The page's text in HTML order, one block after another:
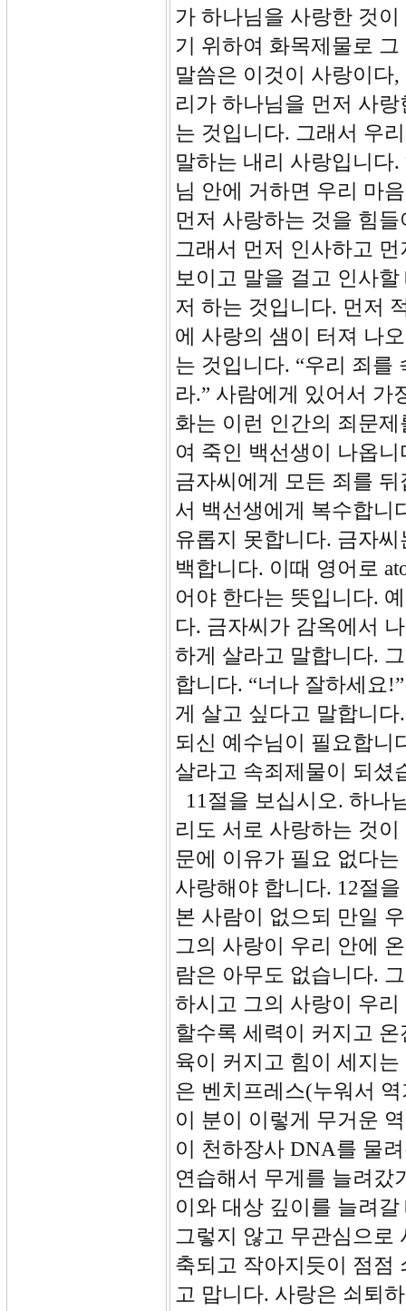
가 하나님을 사랑한 것
기 위하여 화목제물로 그
말씀은 이것이 사랑이다
리가 하나님을 먼저 사
는 것입니다. 그래서 우
말하는 내리 사랑입니다
님 안에 거하면 우리 마
먼저 사랑하는 것을 힘
그래서 먼저 인사하고
보이고 말을 걸고 인사
저 하는 것입니다. 먼저
에 사랑의 샘이 터져 나
는 것입니다. “우리 죄를
라.” 사람에게 있어서 가
화는 이런 인간의 죄문
여 죽인 백선생이 나옵
금자씨에게 모든 죄를
서 백선생에게 복수합니
유롭지 못합니다. 금자
백합니다. 이때 영어로
어야 한다는 뜻입니다.
다. 금자씨가 감옥에서
하게 살라고 말합니다.
합니다. “너나 잘하세요
게 살고 싶다고 말합니
되신 예수님이 필요합니
살라고 속죄제물이 되셨
11절을 보십시오. 하나
리도 서로 사랑하는 것
문에 이유가 필요 없다
사랑해야 합니다. 12절
본 사람이 없으되 만일
그의 사랑이 우리 안에
람은 아무도 없습니다.
하시고 그의 사랑이 우
할수록 세력이 커지고
육이 커지고 힘이 세지
은 벤치프레스(누워서
이 분이 이렇게 무거운
이 천하장사 DNA를 물
연습해서 무게를 늘려갔
이와 대상 깊이를 늘려
그렇지 않고 무관심으로
축되고 작아지듯이 점점
고 맙니다. 사랑은 쇠퇴